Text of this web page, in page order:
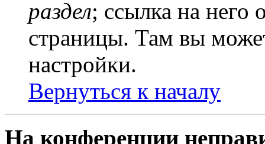
раздел; ссылка на него
страницы. Там вы
настройки.
Вернуться к началу
На конференции